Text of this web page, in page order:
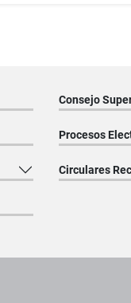
Consejo
Procesos
Circulares